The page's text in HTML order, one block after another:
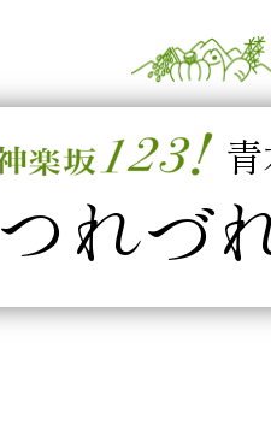
つれづ